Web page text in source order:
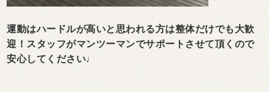
運動はハードルが高いと思われる方は整体だけでも大歓
迎！ スタッフがマンツーマンでサポートさせて頂くので
安心してください♩